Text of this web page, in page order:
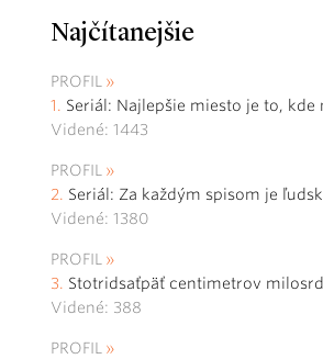
Najčítanejšie
PROFIL
Seriál: Najlepšie miesto je to, kde
Videné: 1443
PROFIL
Seriál: Za každým spisom je
Videné: 1380
PROFIL
Stotridsaťpäť centimetrov
Videné: 388
PROFIL